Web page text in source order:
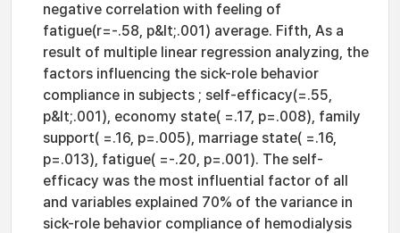
negative correlation with feeling of
fatigue(r=-.58, p&lt;.001) average. Fifth, As a
result of multiple linear regression analyzing, the
factors influencing the sick-role behavior
compliance in subjects ; self-efficacy(=.55,
p&lt;.001), economy state( =.17, p=.008), family
support( =.16, p=.005), marriage state( =.16,
p=.013), fatigue( =-.20, p=.001). The self-
efficacy was the most influential factor of all
and variables explained 70% of the variance in
sick-role behavior compliance of hemodialysis